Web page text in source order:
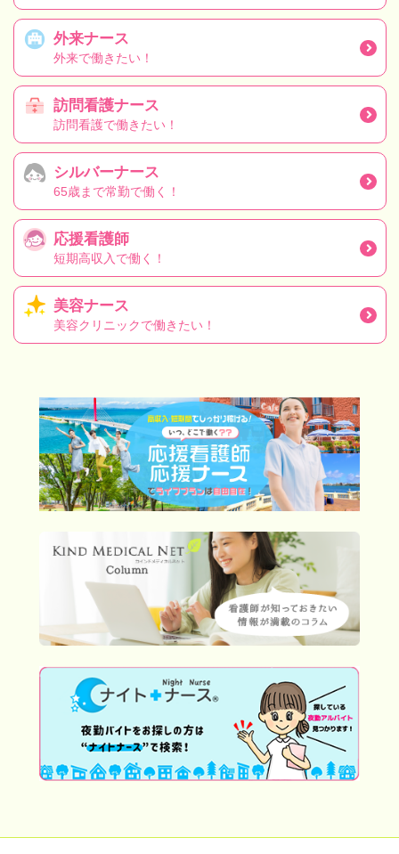
外来ナース
外来で働きたい！
訪問看護ナース
訪問看護で働きたい！
シルバーナース
65歳まで常勤で働く！
応援看護師
短期高収入で働く！
美容ナース
美容クリニックで働きたい！